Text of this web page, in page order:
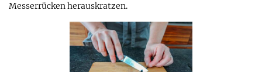
Messerrücken herauskratzen.